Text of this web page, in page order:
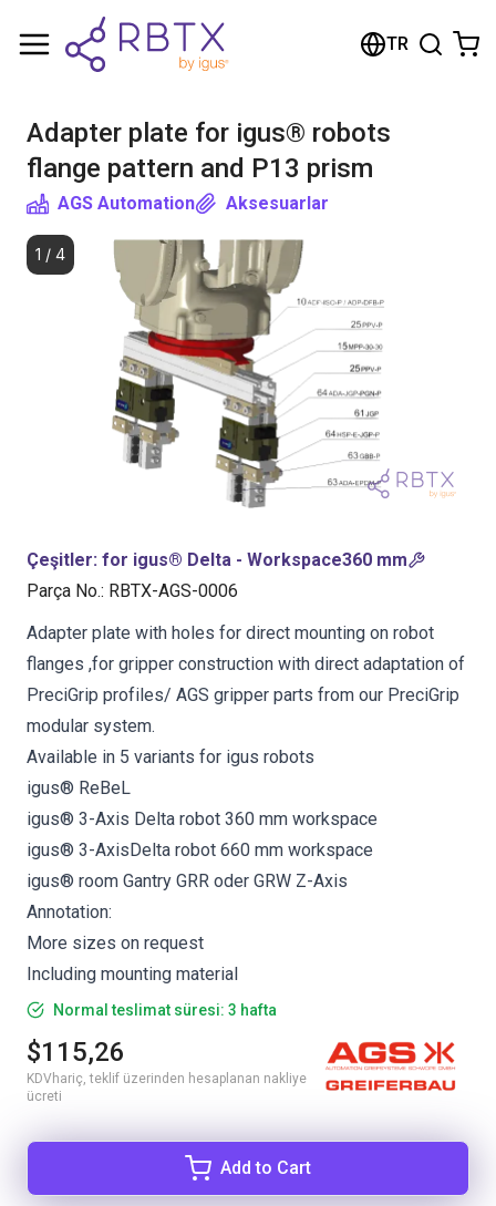
TR
Adapter plate for igus® robots
flange pattern and P13 prism
AGS Automation Aksesuarlar
1 / 4
Çeşitler: for igus® Delta - Workspace360 mm
Parça No.: RBTX-AGS-0006
Adapter plate with holes for direct mounting on robot
flanges ,for gripper construction with direct adaptation of
PreciGrip profiles/ AGS gripper parts from our PreciGrip
modular system.
Available in 5 variants for igus robots
igus® ReBeL
igus® 3-Axis Delta robot 360 mm workspace
igus® 3-AxisDelta robot 660 mm workspace
igus® room Gantry GRR oder GRW Z-Axis
Annotation:
More sizes on request
Including mounting material
Normal teslimat süresi: 3 hafta
$115,26
KDVhariç, teklif üzerinden hesaplanan nakliye
ücreti
Add to Cart
Shopping Cart
Browse the shop